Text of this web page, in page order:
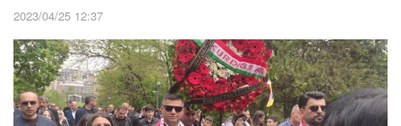
2023/04/25 12:37